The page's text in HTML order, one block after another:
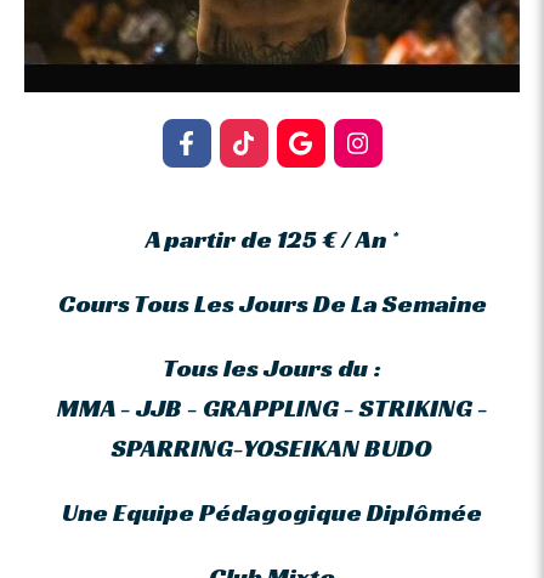
A partir de 125 € / An *
Cours Tous Les Jours De La Semaine
Tous les Jours du :
MMA - JJB - GRAPPLING - STRIKING -
SPARRING-YOSEIKAN BUDO
Une Equipe Pédagogique Diplômée